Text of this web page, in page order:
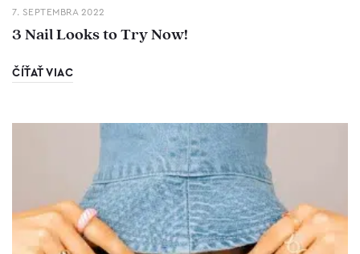
7. SEPTEMBRA 2022
3 Nail Looks to Try Now!
ČÍŤAŤ VIAC